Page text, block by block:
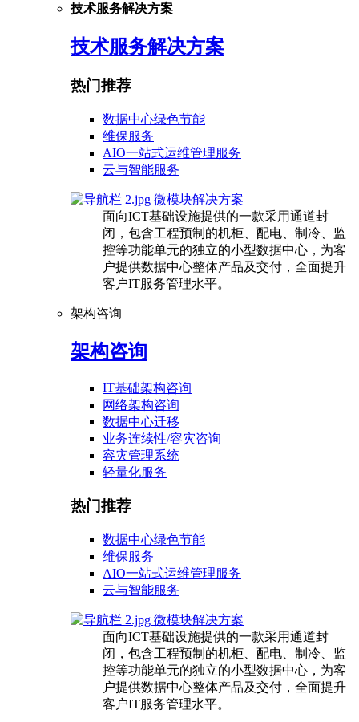
技术服务解决方案
技术服务解决方案
热门推荐
数据中心绿色节能
维保服务
AIO一站式运维管理服务
云与智能服务
微模块解决方案
面向ICT基础设施提供的一款采用通道封
闭，包含工程预制的机柜、配电、制冷、监
控等功能单元的独立的小型数据中心，为客
户提供数据中心整体产品及交付，全面提升
客户IT服务管理水平。
架构咨询
架构咨询
IT基础架构咨询
网络架构咨询
数据中心迁移
业务连续性/容灾咨询
容灾管理系统
轻量化服务
热门推荐
数据中心绿色节能
维保服务
AIO一站式运维管理服务
云与智能服务
微模块解决方案
面向ICT基础设施提供的一款采用通道封
闭，包含工程预制的机柜、配电、制冷、监
控等功能单元的独立的小型数据中心，为客
户提供数据中心整体产品及交付，全面提升
客户IT服务管理水平。